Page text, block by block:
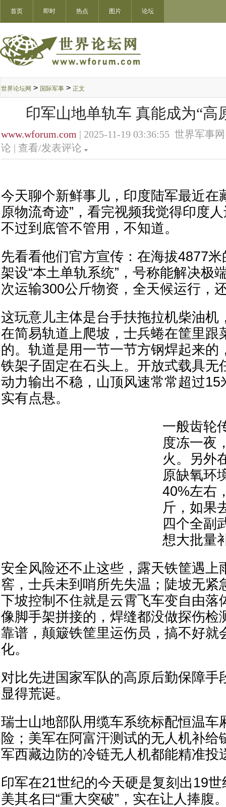
首页 即时 热点 图片 论坛
世界论坛网 > 国际军事 > 正文
印军山地单轨车 真能成为“高
www.wforum.com | 2025-11-19 03:36:55 世界军事
论 | 查看/发表评论
今天聊个新鲜事儿，印度陆军最近在
原物流奇迹”，看完视频我觉得印度
不过到底管不管用，不知道。
先看看他们官方宣传：在海拔4877
架设“本土单轨系统”，号称能解决极
次运输300公斤物资，全天候运行，
这玩意儿主体是台手扶拖拉机柴油机
在简易轨道上爬坡，士兵蜷在筐里跟
的。轨道是用一节一节方钢焊起来的
铁架子固定在石头上。开放式载具无
动力输出不稳，山顶风速常常超过15
实有点悬。
一般齿轮
度冻一夜
火。另外
原缺氧环
40%左右
斤，如果
四个全副
想大批量
安全风险还不止这些，露天铁筐遇上
窖，士兵未到哨所先失温；陡坡无紧
下坡控制不住就是云霄飞车变自由落
像脚手架拼接的，焊缝都没做探伤检
靠谱，颠簸铁筐里运伤员，搞不好就
化。
对比先进国家军队的高原后勤保障手
显得荒诞。
瑞士山地部队用缆车系统标配恒温车
险；美军在阿富汗测试的无人机补给
军西藏边防的冷链无人机都能精准投
印军在21世纪的今天硬是复刻出19
美其名曰“重大突破”，实在让人捧腹